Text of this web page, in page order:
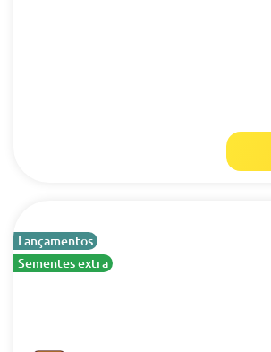
Lançamentos
Sementes extra